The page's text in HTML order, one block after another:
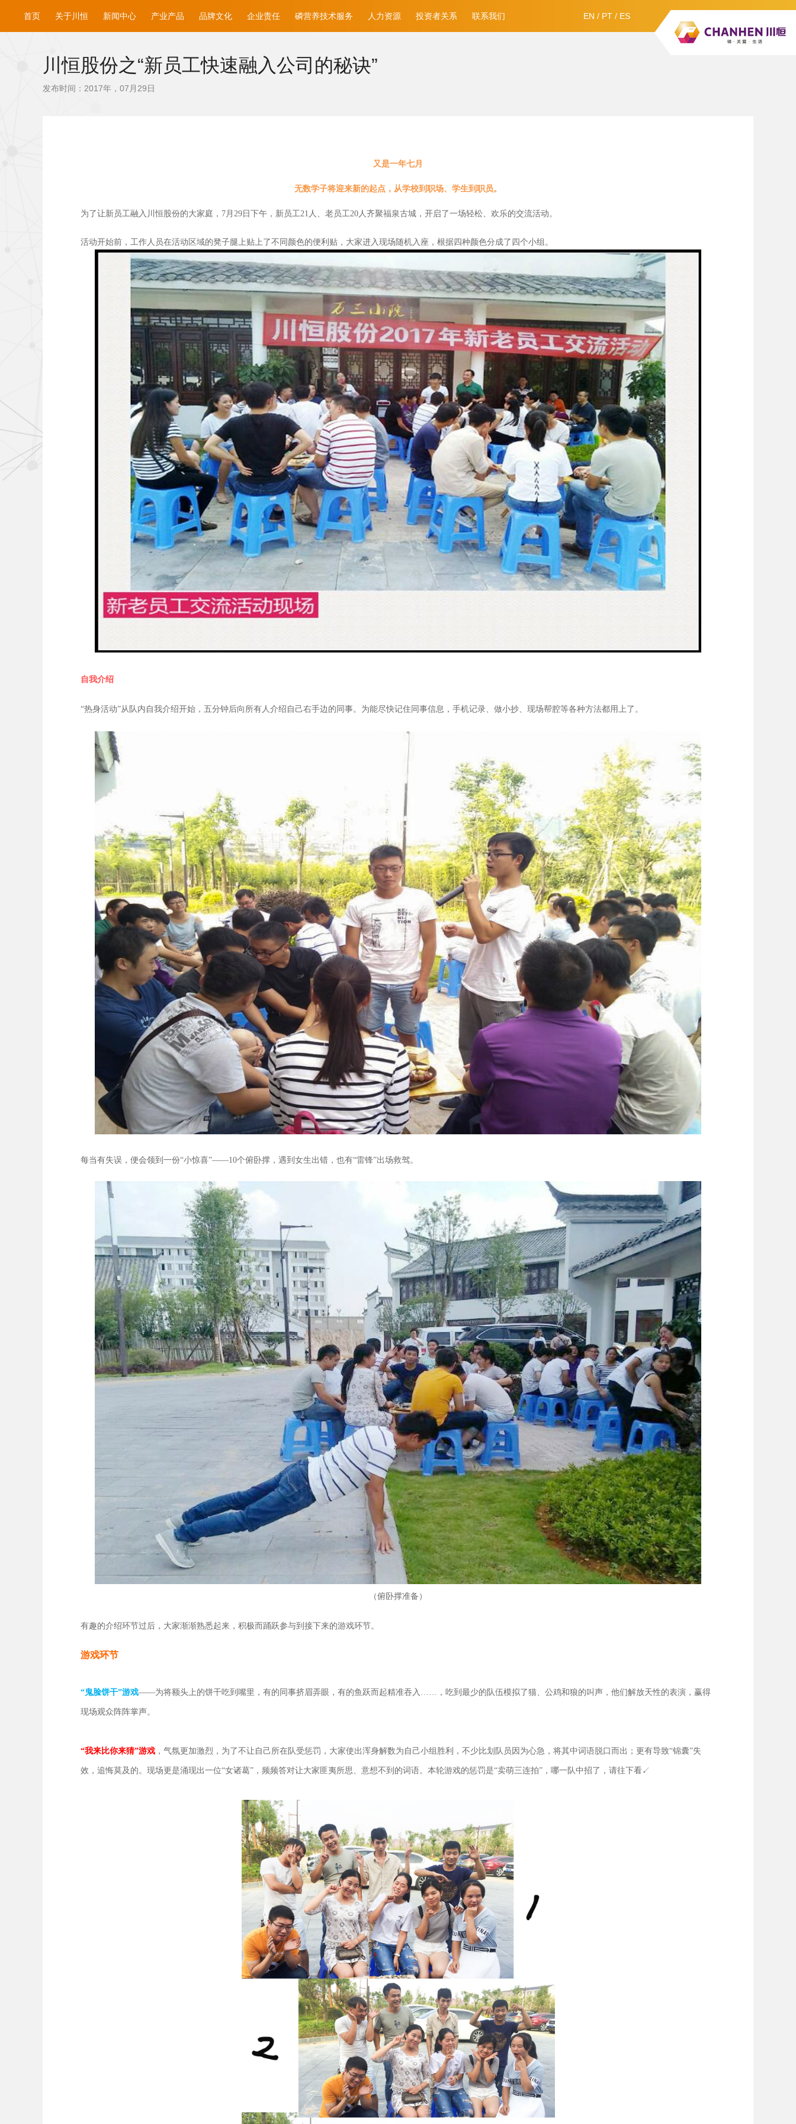
EN / PT / ES
首页 关于川恒 新闻中心 产业产品 品牌文化 企业责任 磷营养技术服务 人力资源 投资者关系 联系我们
川恒股份之“新员工快速融入公司的秘诀”
发布时间：2017年，07月29日
又是一年七月
无数学子将迎来新的起点，从学校到职场、学生到职员。
为了让新员工融入川恒股份的大家庭，7月29日下午，新员工21人、老员工20人齐聚福泉古城，开启了一场轻松、欢乐的交流活动。
活动开始前，工作人员在活动区域的凳子腿上贴上了不同颜色的便利贴，大家进入现场随机入座，根据四种颜色分成了四个小组。
自我介绍
“热身活动”从队内自我介绍开始，五分钟后向所有人介绍自己右手边的同事。为能尽快记住同事信息，手机记录、做小抄、现场帮腔等各种方法都用上了。
每当有失误，便会领到一份“小惊喜”——10个俯卧撑，遇到女生出错，也有“雷锋”出场救驾。
（俯卧撑准备 ）
有趣的介绍环节过后，大家渐渐熟悉起来，积极而踊跃参与到接下来的游戏环节。
游戏环节
“鬼脸饼干”游戏——为将额头上的饼干吃到嘴里，有的同事挤眉弄眼，有的鱼跃而起精准吞入……，吃到最少的队伍模拟了猫、公鸡和狼的叫声，他们解放天性的表演，赢得
现场观众阵阵掌声。
“我来比你来猜”游戏 ，气氛更加激烈，为了不让自己所在队受惩罚，大家使出浑身解数为自己小组胜利，不少比划队员因为心急，将其中词语脱口而出；更有导致“锦囊”失
效，追悔莫及的。现场更是涌现出一位“女诸葛”，频频答对让大家匪夷所思、意想不到的词语。本轮游戏的惩罚是“卖萌三连拍”，哪一队中招了，请往下看↙